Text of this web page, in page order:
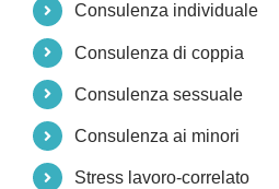
Consulenza individuale
Consulenza di coppia
Consulenza sessuale
Consulenza ai minori
Stress lavoro-correlato